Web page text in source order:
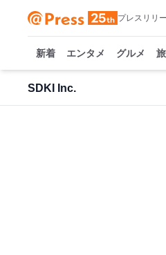
プレスリリ
新着 エンタメ グルメ
SDKI Inc.